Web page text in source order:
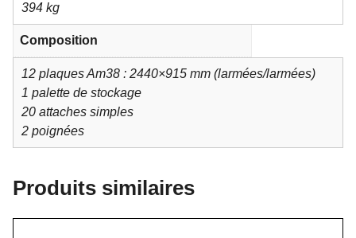
394 kg
Composition
12 plaques Am38 : 2440×915 mm (larmées/larmées)
1 palette de stockage
20 attaches simples
2 poignées
Produits similaires